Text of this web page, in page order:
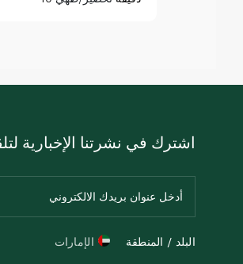
اشترك في نشرتنا الإخبارية
البلد / المنطقة الإمارات